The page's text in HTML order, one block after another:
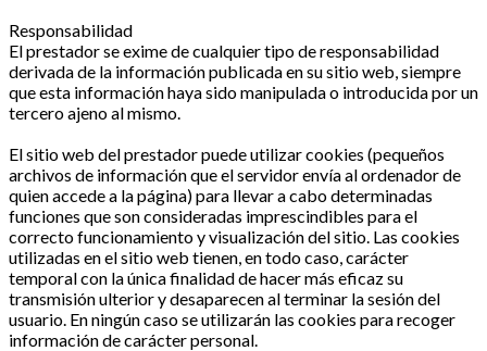
Responsabilidad
El prestador se exime de cualquier tipo de responsabilidad
derivada de la información publicada en su sitio web, siempre
que esta información haya sido manipulada o introducida por un
tercero ajeno al mismo.
El sitio web del prestador puede utilizar cookies (pequeños
archivos de información que el servidor envía al ordenador de
quien accede a la página) para llevar a cabo determinadas
funciones que son consideradas imprescindibles para el
correcto funcionamiento y visualización del sitio. Las cookies
utilizadas en el sitio web tienen, en todo caso, carácter
temporal con la única finalidad de hacer más eficaz su
transmisión ulterior y desaparecen al terminar la sesión del
usuario. En ningún caso se utilizarán las cookies para recoger
información de carácter personal.